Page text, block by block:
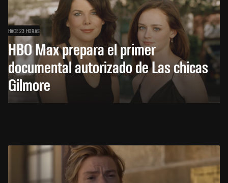
HACE 23 HORAS
HBO Max prepara el primer
documental autorizado de Las chicas
Gilmore